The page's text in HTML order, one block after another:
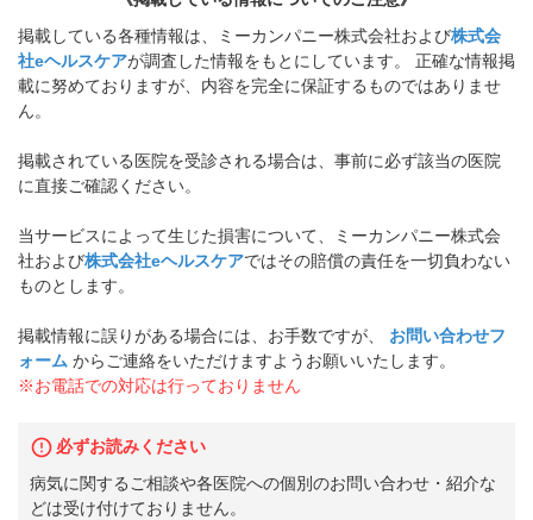
掲載している各種情報は、ミーカンパニー株式会社および株式会
社eヘルスケアが調査した情報をもとにしています。 正確な情報掲
載に努めておりますが、内容を完全に保証するものではありませ
ん。
掲載されている医院を受診される場合は、事前に必ず該当の医院
に直接ご確認ください。
当サービスによって生じた損害について、ミーカンパニー株式会
社および株式会社eヘルスケアではその賠償の責任を一切負わない
ものとします。
掲載情報に誤りがある場合には、お手数ですが、
お問い合わせフ
ォーム からご連絡をいただけますようお願いいたします。
※お電話での対応は行っておりません
必ずお読みください
病気に関するご相談や各医院への個別のお問い合わせ・紹介な
どは受け付けておりません。